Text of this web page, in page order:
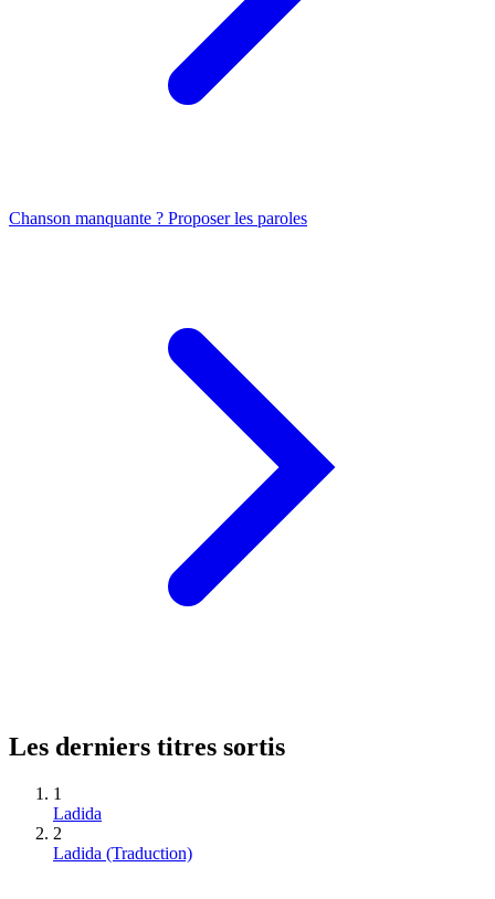
Chanson manquante ? Proposer les paroles
Les derniers titres sortis
1
Ladida
2
Ladida (Traduction)